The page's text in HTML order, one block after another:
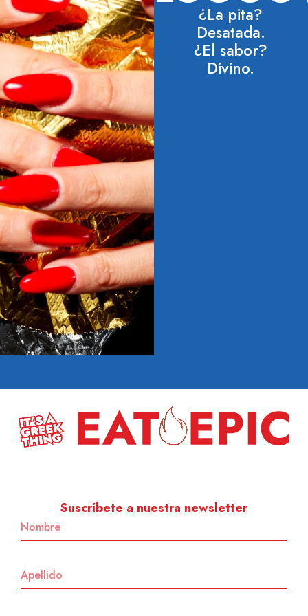
Elaborado
con los
ingredientes
¿La pita?
Desatada.
¿El sabor?
Divino.
Suscríbete a nuestra newsletter